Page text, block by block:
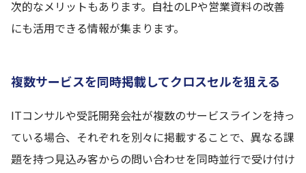
次的なメリットもあります。自社のLPや営業資料の改善
にも活用できる情報が集まります。
複数サービスを同時掲載してクロスセルを狙える
ITコンサルや受託開発会社が複数のサービスラインを持っ
ている場合、それぞれを別々に掲載することで、異なる課
題を持つ見込み客からの問い合わせを同時並行で受け付け